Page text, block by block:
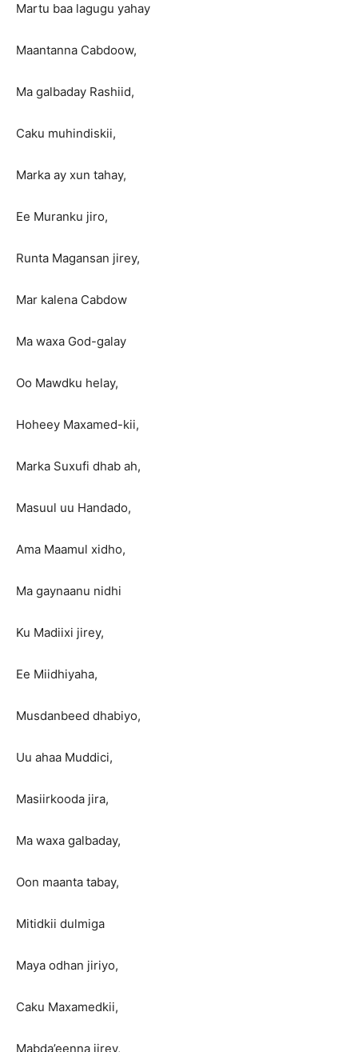
Martu baa lagugu yahay
Maantanna Cabdoow,
Ma galbaday Rashiid,
Caku muhindiskii,
Marka ay xun tahay,
Ee Muranku jiro,
Runta Magansan jirey,
Mar kalena Cabdow
Ma waxa God-galay
Oo Mawdku helay,
Hoheey Maxamed-kii,
Marka Suxufi dhab ah,
Masuul uu Handado,
Ama Maamul xidho,
Ma gaynaanu nidhi
Ku Madiixi jirey,
Ee Miidhiyaha,
Musdanbeed dhabiyo,
Uu ahaa Muddici,
Masiirkooda jira,
Ma waxa galbaday,
Oon maanta tabay,
Mitidkii dulmiga
Maya odhan jiriyo,
Caku Maxamedkii,
Mabda’eenna jirey,